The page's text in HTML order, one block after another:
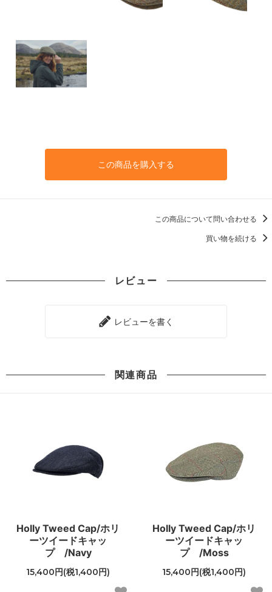
この商品を購入する
この商品について問い合わせる
買い物を続ける
レビュー
レビューを書く
関連商品
Holly Tweed Cap/ホリ
ーツイードキャッ
プ /Navy
15,400円(税1,400円)
Holly Tweed Cap/ホリ
ーツイードキャッ
プ /Moss
15,400円(税1,400円)